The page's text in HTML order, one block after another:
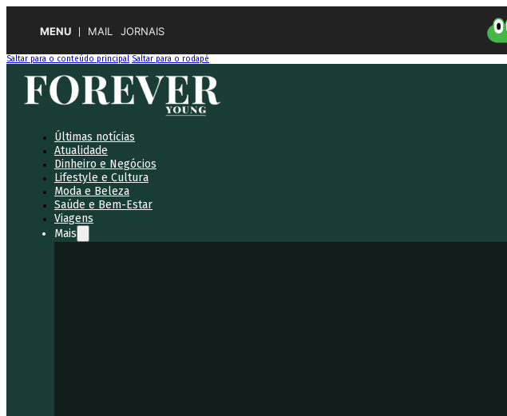
MENU MAIL JORNAIS
Saltar para o conteúdo principal Saltar para o rodapé
Últimas notícias
Atualidade
Dinheiro e Negócios
Lifestyle e Cultura
Moda e Beleza
Saúde e Bem-Estar
Viagens
Mais